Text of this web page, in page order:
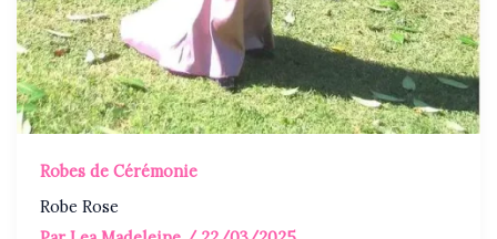
Robes de Cérémonie
Robe Rose